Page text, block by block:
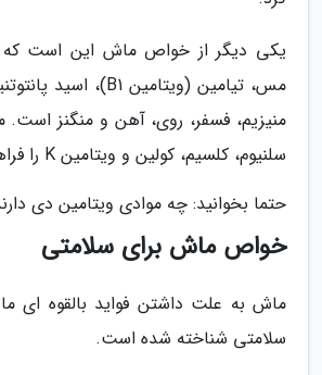
یکی دیگر از خواص ماش این است که
منیزیم، فسفر، روی، آهن و منگنز است.
سلنیوم، کلسیم، کولین و ویتامین K را فراهم می آورد.
حتما بخوانید: چه موادی ویتامین دی
خواص ماش برای سلامتی
ماش به علت داشتن فواید بالقوه ای
سلامتی شناخته شده است.